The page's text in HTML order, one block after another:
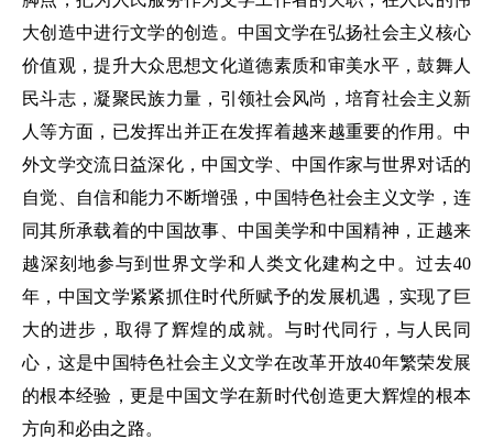
大创造中进行文学的创造。中国文学在弘扬社会主义核心
价值观，提升大众思想文化道德素质和审美水平，鼓舞人
民斗志，凝聚民族力量，引领社会风尚，培育社会主义新
人等方面，已发挥出并正在发挥着越来越重要的作用。中
外文学交流日益深化，中国文学、中国作家与世界对话的
自觉、自信和能力不断增强，中国特色社会主义文学，连
同其所承载着的中国故事、中国美学和中国精神，正越来
越深刻地参与到世界文学和人类文化建构之中。过去40
年，中国文学紧紧抓住时代所赋予的发展机遇，实现了巨
大的进步，取得了辉煌的成就。与时代同行，与人民同
心，这是中国特色社会主义文学在改革开放40年繁荣发展
的根本经验，更是中国文学在新时代创造更大辉煌的根本
方向和必由之路。